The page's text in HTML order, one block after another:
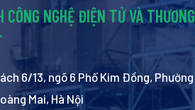
CÔNG NGHỆ ĐIỆN TỬ VÀ THƯƠNG
6/13, ngõ 6 Phố Kim Đồng, Phường
Mai, Hà Nội